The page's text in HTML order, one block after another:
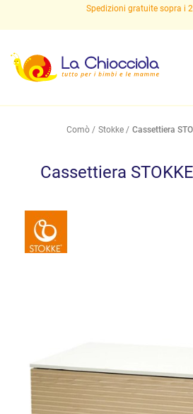
Spedizioni gratuite sopra i
Comò Stokke Cassettiera
Cassettiera